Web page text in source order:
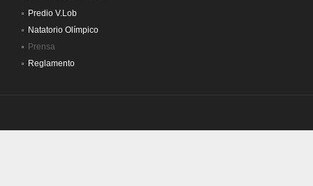
Predio V.Lob
Natatorio Olímpico
Prensa
Reglamento